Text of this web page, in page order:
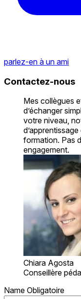
parlez-en à un ami
Contactez-nous
Mes collègues
d’échanger
votre niveau,
formation. Pas
engagement.
Chiara Agosta
Conseillère
Name Obligatoire